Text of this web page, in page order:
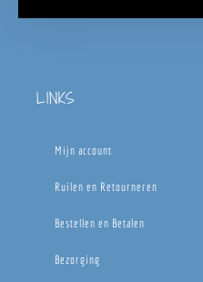
LINKS
Mijn account
Ruilen en Retourneren
Bestellen en Betalen
Bezorging